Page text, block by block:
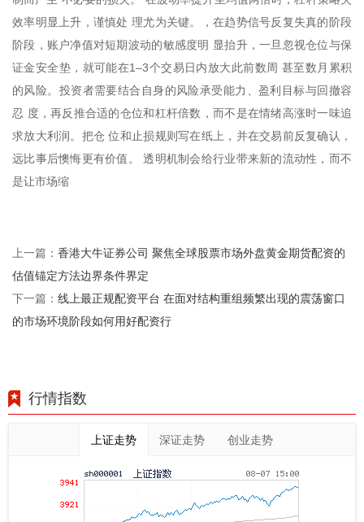
效率明显上升，谨慎处 理尤为关键。，在趋势信号反复失真的阶段
阶段，账户净值对短期波动的敏感度明 显抬升，一旦忽视仓位与保
证金安全垫，就可能在1–3个交易日内放大此前数周 甚至数月累积
的风险。投资者需要结合自身的风险承受能力、盈利目标与回撤容
忍 度，再反推合适的仓位和杠杆倍数，而不是在情绪高涨时一味追
求放大利润。把仓 位和止损规则写在纸上，并在交易前反复确认，
远比事后懊悔更有价值。 透明机制会给行业带来新的流动性，而不
是让市场缩
上一篇： 香港大牛证券公司 聚焦全球股票市场外盘黄金期货配资的
估值锚定方法边界条件界定
下一篇： 线上最正规配资平台 在面对结构重组频繁出现的震荡窗口
的市场环境阶段如何用好配资行
行情指数
上证走势 深证走势 创业走势